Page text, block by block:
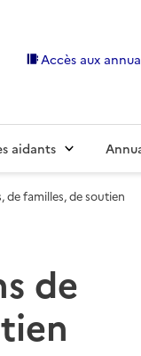
Accès aux
aidants
de familles, de soutien
de